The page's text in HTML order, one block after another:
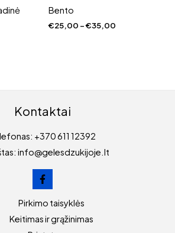
Bento
€25,00 –€35,00
Kontaktai
+370 611 12392
info@gelesdzukijoje.lt
Pirkimo taisyklės
Keitimas ir grąžinimas